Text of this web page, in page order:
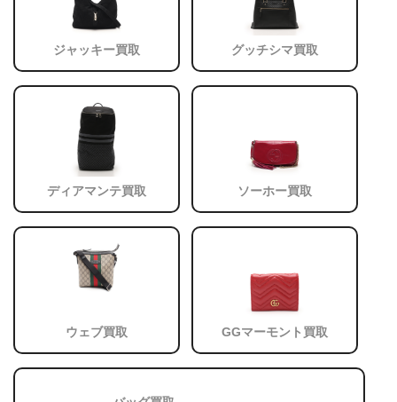
ジャッキー買取 グッチシマ買取
ディアマンテ買取 ソーホー買取
ウェブ買取 GGマーモント買取